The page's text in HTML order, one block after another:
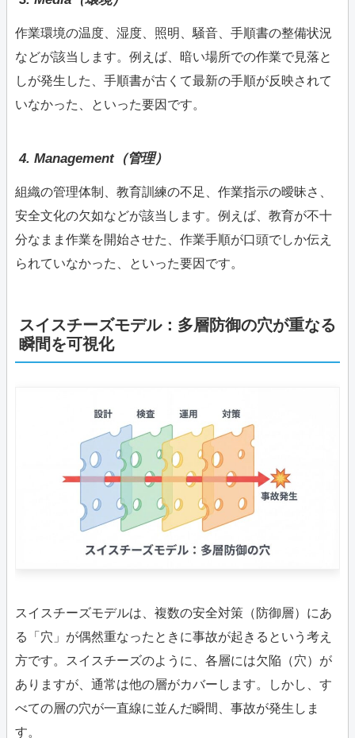
作業環境の温度、湿度、照明、騒音、手順書の整備状況
などが該当します。例えば、暗い場所での作業で見落と
しが発生した、手順書が古くて最新の手順が反映されて
いなかった、といった要因です。
4. Management（管理）
組織の管理体制、教育訓練の不足、作業指示の曖昧さ、
安全文化の欠如などが該当します。例えば、教育が不十
分なまま作業を開始させた、作業手順が口頭でしか伝え
られていなかった、といった要因です。
スイスチーズモデル：多層防御の穴が重なる
瞬間を可視化
スイスチーズモデルは、複数の安全対策（防御層）にあ
る「穴」が偶然重なったときに事故が起きるという考え
方です。スイスチーズのように、各層には欠陥（穴）が
ありますが、通常は他の層がカバーします。しかし、す
べての層の穴が一直線に並んだ瞬間、事故が発生しま
す。